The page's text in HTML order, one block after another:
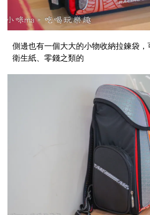
側邊也有一個大大的小物收納拉鍊袋，
衛生紙、零錢之類的